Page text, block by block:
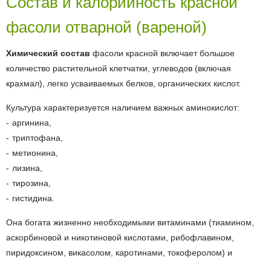
фасоли отварной (вареной)
Химический состав фасоли красной включает большое
количество растительной клетчатки, углеводов (включая
крахмал), легко усваиваемых белков, органических кислот.
Культура характеризуется наличием важных аминокислот:
аргинина,
триптофана,
метионина,
лизина,
тирозина,
гистидина.
Она богата жизненно необходимыми витаминами (тиамином,
аскорбиновой и никотиновой кислотами, рибофлавином,
пиридоксином, викасолом, каротинами, токоферолом) и